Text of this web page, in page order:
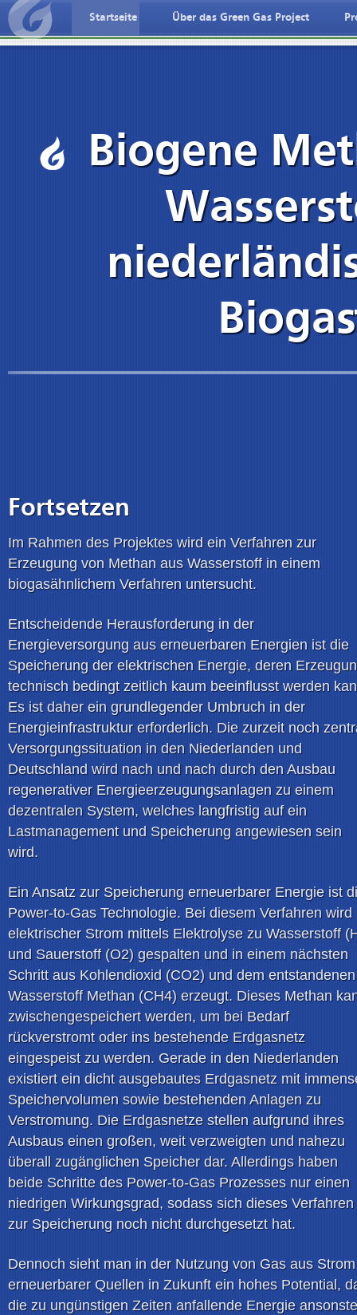
Biogene
Fortsetzen
Im Rahmen des Projektes wird ein Verfahren zur
Erzeugung von Methan aus Wasserstoff in einem
biogasähnlichem Verfahren untersucht.
Entscheidende Herausforderung in der
Energieversorgung aus erneuerbaren Energien ist die
Speicherung der elektrischen Energie, deren
technisch bedingt zeitlich kaum beeinflusst werden
Es ist daher ein grundlegender Umbruch in der
Energieinfrastruktur erforderlich. Die zurzeit noch
Versorgungssituation in den Niederlanden und
Deutschland wird nach und nach durch den Ausbau
regenerativer Energieerzeugungsanlagen zu einem
dezentralen System, welches langfristig auf ein
Lastmanagement und Speicherung angewiesen sein
wird.
Ein Ansatz zur Speicherung erneuerbarer Energie ist
Power-to-Gas Technologie. Bei diesem Verfahren wird
elektrischer Strom mittels Elektrolyse zu Wasserstoff
und Sauerstoff (O2) gespalten und in einem nächsten
Schritt aus Kohlendioxid (CO2) und dem entstandenen
Wasserstoff Methan (CH4) erzeugt. Dieses Methan
zwischengespeichert werden, um bei Bedarf
rückverstromt oder ins bestehende Erdgasnetz
eingespeist zu werden. Gerade in den Niederlanden
existiert ein dicht ausgebautes Erdgasnetz mit
Speichervolumen sowie bestehenden Anlagen zu
Verstromung. Die Erdgasnetze stellen aufgrund ihres
Ausbaus einen großen, weit verzweigten und nahezu
überall zugänglichen Speicher dar. Allerdings haben
beide Schritte des Power-to-Gas Prozesses nur einen
niedrigen Wirkungsgrad, sodass sich dieses Verfahren
zur Speicherung noch nicht durchgesetzt hat.
Dennoch sieht man in der Nutzung von Gas aus Strom
erneuerbarer Quellen in Zukunft ein hohes Potential,
die zu ungünstigen Zeiten anfallende Energie
Startseite Über das Green Gas Project
Projecten/Biogene-Methaanproductie-uit-
?id=pages/Projecten/Biogene-Methaanproductie-uit-